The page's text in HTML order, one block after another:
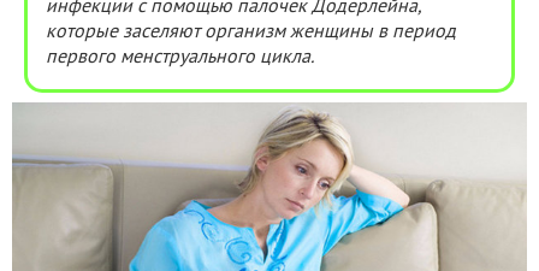
инфекции с помощью палочек Додерлейна,
которые заселяют организм женщины в период
первого менструального цикла.